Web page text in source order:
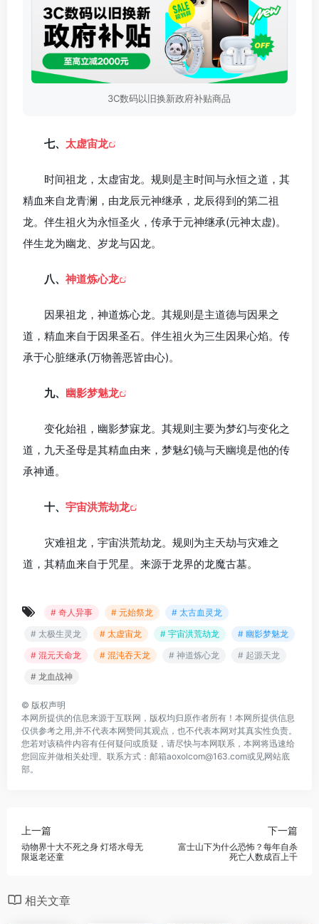
3C数码以旧换新政府补贴商品
七、 太虚宙龙
时间祖龙，太虚宙龙。规则是主时间与永恒之道，其
精血来自龙青澜，由龙辰元神继承，龙辰得到的第二祖
龙。伴生祖火为永恒圣火，传承于元神继承(元神太虚)。
伴生龙为幽龙、岁龙与囚龙。
八、 神道炼心龙
因果祖龙，神道炼心龙。其规则是主道德与因果之
道，精血来自于因果圣石。伴生祖火为三生因果心焰。传
承于心脏继承(万物善恶皆由心)。
九、 幽影梦魅龙
变化始祖，幽影梦寐龙。其规则主要为梦幻与变化之
道，九天圣母是其精血由来，梦魅幻镜与天幽境是他的传
承神通。
十、 宇宙洪荒劫龙
灾难祖龙，宇宙洪荒劫龙。规则为主天劫与灾难之
道，其精血来自于咒星。来源于龙界的龙魔古墓。
# 奇人异事 # 元始祭龙
# 太古血灵龙
# 太极生灵龙
# 太虚宙龙 # 宇宙洪荒劫龙
# 幽影梦魅龙
# 混元天命龙
# 混沌吞天龙 # 神道炼心龙
# 起源天龙
# 龙血战神
© 版权声明
本网所提供的信息来源于互联网，版权均归原作者所有！本网所提供信息
仅供参考之用,并不代表本网赞同其观点，也不代表本网对其真实性负责。
您若对该稿件内容有任何疑问或质疑，请尽快与本网联系，本网将迅速给
您回应并做相关处理。联系方式：邮箱aoxolcom@163.com或见网站底
部。
上一篇
动物界十大不死之身 灯塔水母无
限返老还童
下一篇
富士山下为什么恐怖？每年自杀
死亡人数成百上千
相关文章